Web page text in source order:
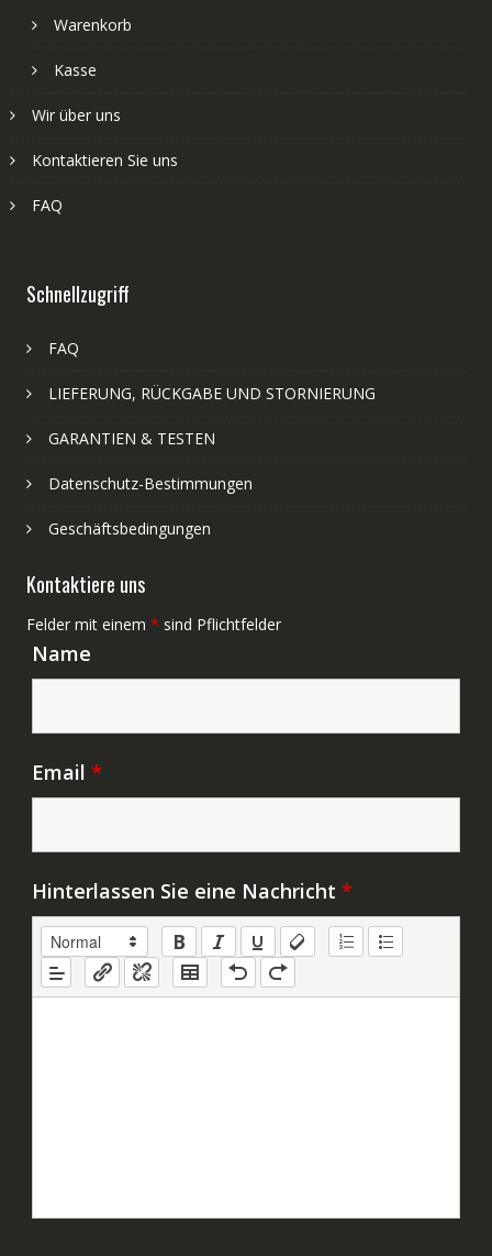
Warenkorb
Kasse
Wir über uns
Kontaktieren Sie uns
FAQ
Schnellzugriff
FAQ
LIEFERUNG, RÜCKGABE UND STORNIERUNG
GARANTIEN & TESTEN
Datenschutz-Bestimmungen
Geschäftsbedingungen
Kontaktiere uns
Felder mit einem * sind Pflichtfelder
Name
Email *
Hinterlassen Sie eine Nachricht *